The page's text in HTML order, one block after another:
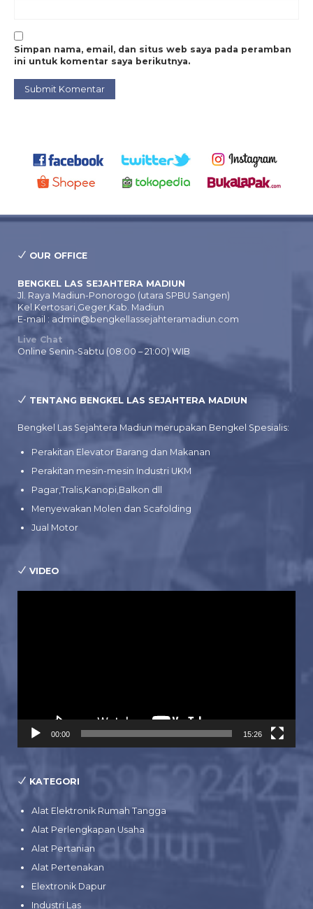
Simpan nama, email, dan situs web saya pada peramban
ini untuk komentar saya berikutnya.
OUR OFFICE
BENGKEL LAS SEJAHTERA MADIUN
Jl. Raya Madiun-Ponorogo (utara SPBU Sangen)
Kel.Kertosari,Geger,Kab. Madiun
E-mail : admin@bengkellassejahteramadiun.com
Live Chat
Online Senin-Sabtu (08:00 – 21:00) WIB
TENTANG BENGKEL LAS SEJAHTERA MADIUN
Bengkel Las Sejahtera Madiun merupakan Bengkel Spesialis:
Perakitan Elevator Barang dan Makanan
Perakitan mesin-mesin Industri UKM
Pagar,Tralis,Kanopi,Balkon dll
Menyewakan Molen dan Scafolding
Jual Motor
VIDEO
00:00 15:26
KATEGORI
Alat Elektronik Rumah Tangga
Alat Perlengkapan Usaha
Alat Pertanian
Alat Pertenakan
Elextronik Dapur
Industri Las